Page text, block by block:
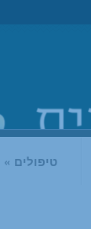
טיפולים »